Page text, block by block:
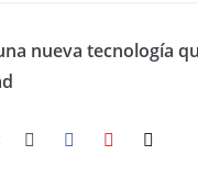
nueva tecnología